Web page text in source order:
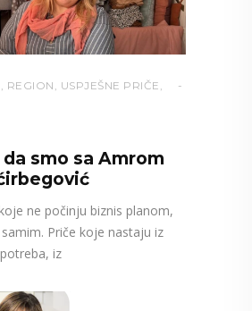
REGION USPJEŠNE PRIČE
smo sa Amrom
ne počinju biznis planom,
Priče koje nastaju iz
iz